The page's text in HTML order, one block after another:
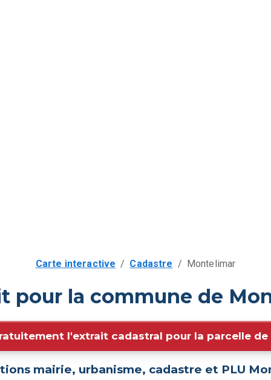
Carte interactive / Cadastre / Montelimar
pour la commune de
l'extrait cadastral pour la parcelle de
mairie, urbanisme, cadastre et PLU